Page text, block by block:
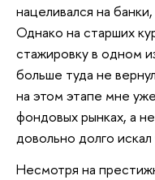
нацеливался на
Однако на старших
стажировку в одном
больше туда не
на этом этапе мне
фондовых рынках, а
довольно долго
Несмотря на